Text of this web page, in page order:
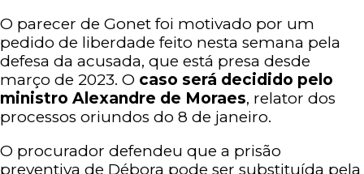
O parecer de Gonet foi motivado por um
pedido de liberdade feito nesta semana pela
defesa da acusada, que está presa desde
março de 2023. O caso será decidido pelo
ministro Alexandre de Moraes, relator dos
processos oriundos do 8 de janeiro.
O procurador defendeu que a prisão
preventiva de Débora pode ser substituída pela